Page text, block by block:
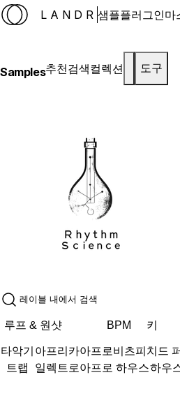
LANDR 샘플플러그인마
Samples추천검색컬렉션 도구
루프 & 원샷 BPM 키
타악기 아프리카아프로비츠피치드
트랩 일렉트로아프로 하우스하우